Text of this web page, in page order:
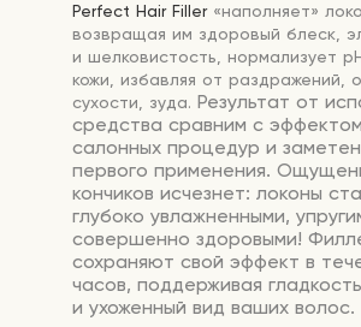
Perfect Hair Filler«наполняет»
возвращая им здоровый блеск,
и шелковистость, нормализует
кожи, избавляя от раздражений,
сухости, зуда. Результат от
средства сравним с
салонных процедур и
первого применения.
кончиков исчезнет: локоны
глубоко увлажненными,
совершенно здоровыми!
сохраняют свой эффект в
часов, поддерживая
и ухоженный вид ваших волос.